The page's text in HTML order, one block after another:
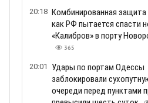
20:18 Комбинированная
как РФ пытается спасти
«Калибров» в порту
365
20:01
Удары по портам Одессы
заблокировали
очереди перед пунктами